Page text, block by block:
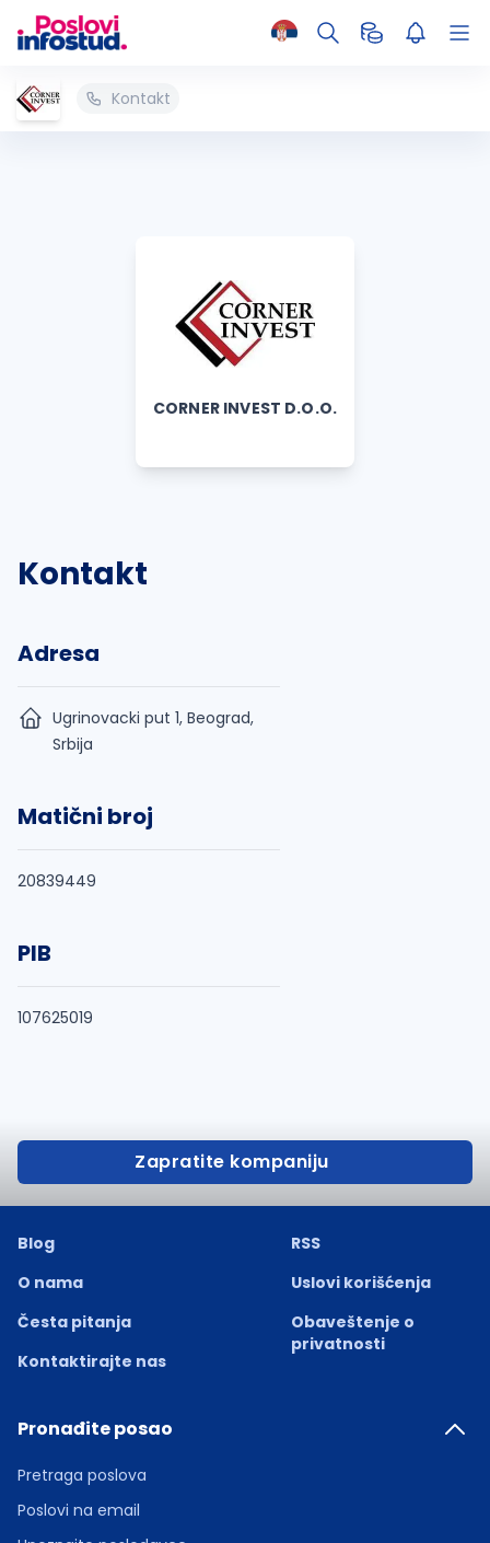
Kontakt
CORNER INVEST D.O.O.
Kontakt
Adresa
Ugrinovacki put 1, Beograd,
Srbija
Matični broj
20839449
PIB
107625019
Zapratite kompaniju
Blog
O nama
Česta pitanja
Kontaktirajte nas
RSS
Uslovi korišćenja
Obaveštenje o
privatnosti
Pronađite posao
Pretraga poslova
Poslovi na email